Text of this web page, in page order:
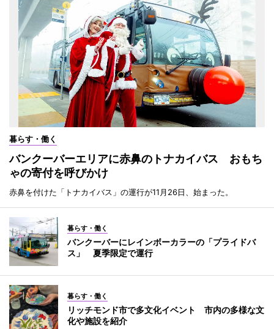
暮らす・働く
バンクーバーエリアに赤鼻のトナカイバス おもち
ゃの寄付を呼びかけ
赤鼻を付けた「トナカイバス」の運行が11月26日、始まった。
暮らす・働く
バンクーバーにレインボーカラーの「プライドバ
ス」 夏季限定で運行
暮らす・働く
リッチモンド市で多文化イベント 市内の多様な文
化や施設を紹介